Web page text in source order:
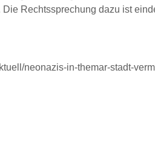
Rechtssprechung dazu ist
neonazis-in-themar-stadt-